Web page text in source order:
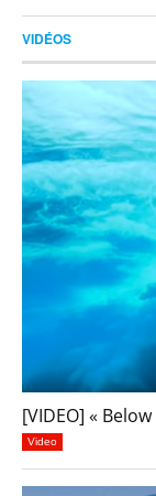
VIDÉOS
[VIDEO] «
Video